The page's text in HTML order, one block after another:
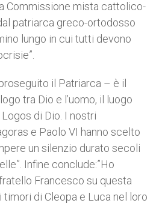
Commissione mista cattolico-
patriarca greco-ortodosso
lungo in cui tutti devono
il Patriarca – è il
tra Dio e l’uomo, il luogo
di Dio. I nostri
e Paolo VI hanno scelto
un silenzio durato secoli
Infine conclude:”Ho
Francesco su questa
timori di Cleopa e Luca nel loro